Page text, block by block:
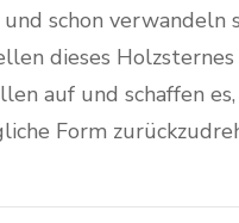
schon verwandeln
dieses
auf und schaffen
Form